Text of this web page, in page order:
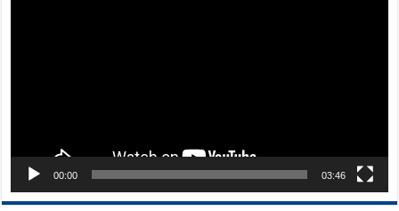
00:00 03:46